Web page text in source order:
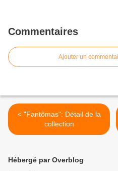
Commentaires
Ajouter un
< "Fantômas": Détail de la
collection
Hébergé par Overblog